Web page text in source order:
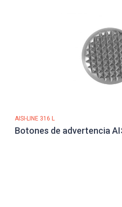
AISI-LINE 316 L
Botones de advertencia